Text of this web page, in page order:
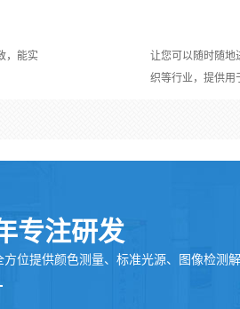
，能实
让您可以随时随地
织等行业，提供用
专注研发
方位提供颜色测量、标准光源、图像检测解